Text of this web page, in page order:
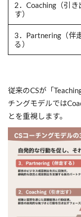
2．Coaching（引き
す）
3．Partnering（伴
る）
従来のCSが「
チングモデルでは
とを重視します。